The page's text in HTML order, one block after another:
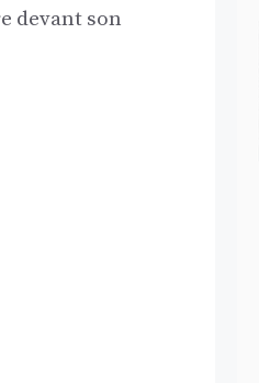
devant son